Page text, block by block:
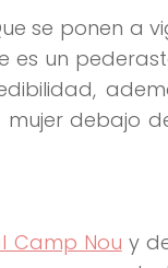
se ponen a
es un
mujer debajo
Camp Nou y